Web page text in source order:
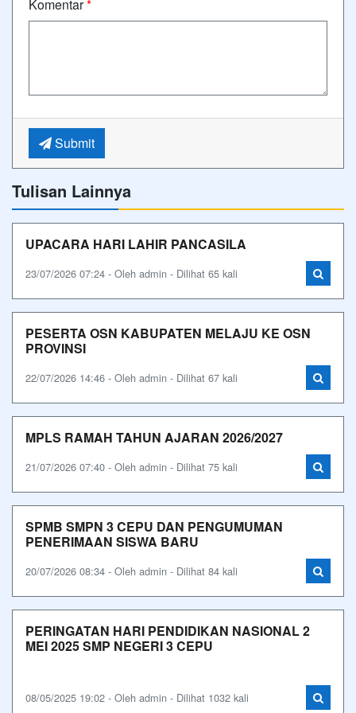
Komentar*
Submit
Tulisan Lainnya
UPACARA HARI LAHIR PANCASILA
23/07/2026 07:24 - Oleh admin - Dilihat 65 kali
PESERTA OSN KABUPATEN MELAJU KE OSN
PROVINSI
22/07/2026 14:46 - Oleh admin - Dilihat 67 kali
MPLS RAMAH TAHUN AJARAN 2026/2027
21/07/2026 07:40 - Oleh admin - Dilihat 75 kali
SPMB SMPN 3 CEPU DAN PENGUMUMAN
PENERIMAAN SISWA BARU
20/07/2026 08:34 - Oleh admin - Dilihat 84 kali
PERINGATAN HARI PENDIDIKAN NASIONAL 2
MEI 2025 SMP NEGERI 3 CEPU
08/05/2025 19:02 - Oleh admin - Dilihat 1032 kali